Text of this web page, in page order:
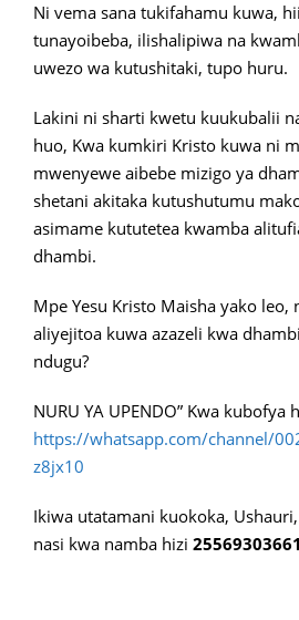
Ni vema sana tukifahamu kuwa,
tunayoibeba, ilishalipiwa na
uwezo wa kutushitaki, tupo huru.
Lakini ni sharti kwetu kuukubalii
huo, Kwa kumkiri Kristo kuwa ni
mwenyewe aibebe mizigo ya
shetani akitaka kutushutumu
asimame kututetea kwamba
dhambi.
Mpe Yesu Kristo Maisha yako leo,
aliyejitoa kuwa azazeli kwa
ndugu?
NURU YA UPENDO” Kwa kubofya
https://whatsapp.com/channel/
z8jx10
Ikiwa utatamani kuokoka,
nasi kwa namba hizi